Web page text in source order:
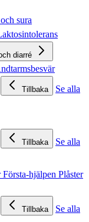
sura
diarré
Tillbaka
Se alla
Tillbaka
Se alla
Första-hjälpen Plåster
Tillbaka Se alla